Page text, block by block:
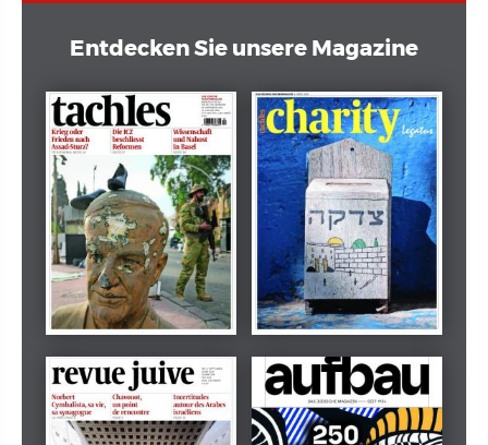
Entdecken Sie unsere Magazine
Dezember 2024
tachles
März 2026
Beilage